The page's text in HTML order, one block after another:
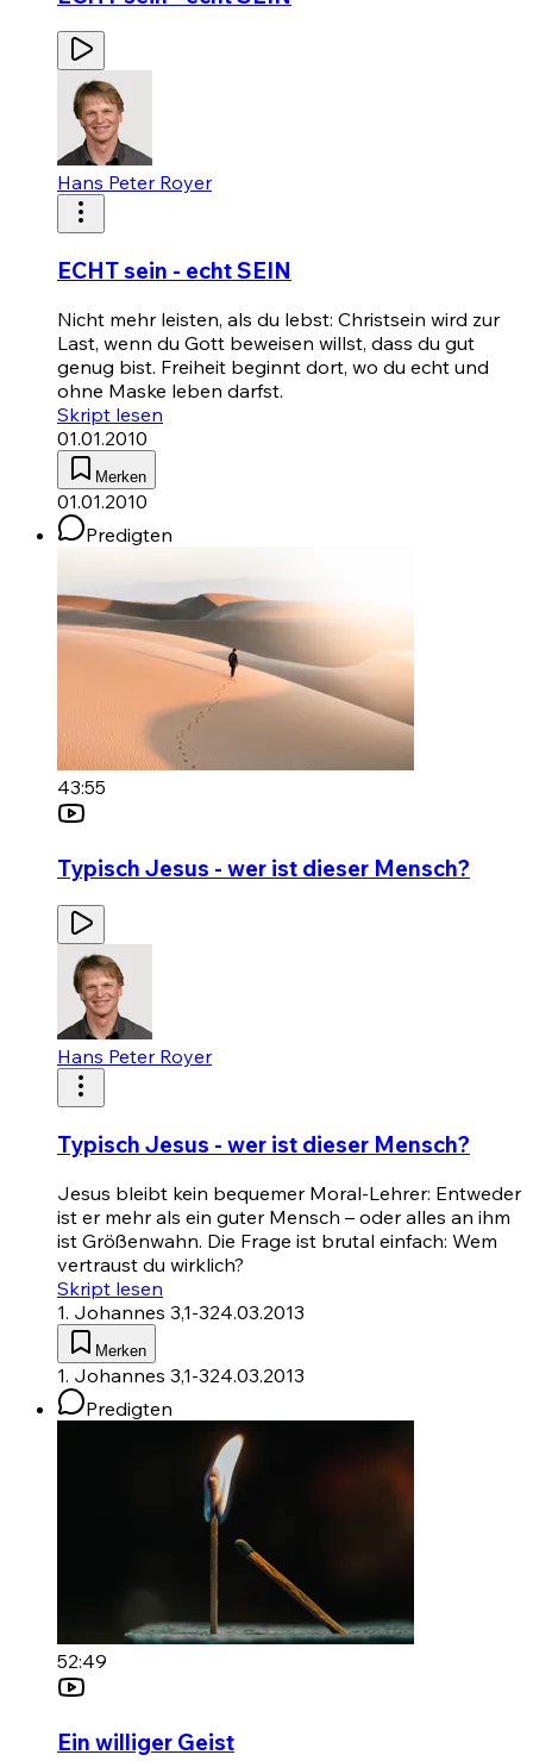
Hans Peter Royer
ECHT sein - echt SEIN
Nicht mehr leisten, als du lebst: Christsein wird zur
Last, wenn du Gott beweisen willst, dass du gut
genug bist. Freiheit beginnt dort, wo du echt und
ohne Maske leben darfst.
Skript lesen
01.01.2010
Merken
01.01.2010
Predigten
43:55
Typisch Jesus - wer ist dieser Mensch?
Hans Peter Royer
Typisch Jesus - wer ist dieser Mensch?
Jesus bleibt kein bequemer Moral-Lehrer: Entweder
ist er mehr als ein guter Mensch – oder alles an ihm
ist Größenwahn. Die Frage ist brutal einfach: Wem
vertraust du wirklich?
Skript lesen
1. Johannes 3,1-324.03.2013
Merken
1. Johannes 3,1-324.03.2013
Predigten
52:49
Ein williger Geist